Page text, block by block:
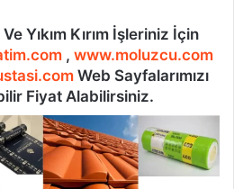
Yıkım Kırım İşleriniz İçin
, www.moluzcu.com
Web Sayfalarımızı
Fiyat Alabilirsiniz.